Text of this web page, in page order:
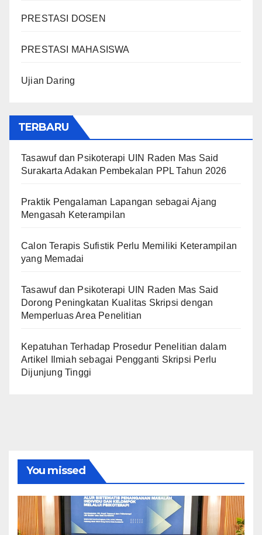
PRESTASI DOSEN
PRESTASI MAHASISWA
Ujian Daring
TERBARU
Tasawuf dan Psikoterapi UIN Raden Mas Said
Surakarta Adakan Pembekalan PPL Tahun 2026
Praktik Pengalaman Lapangan sebagai Ajang
Mengasah Keterampilan
Calon Terapis Sufistik Perlu Memiliki Keterampilan
yang Memadai
Tasawuf dan Psikoterapi UIN Raden Mas Said
Dorong Peningkatan Kualitas Skripsi dengan
Memperluas Area Penelitian
Kepatuhan Terhadap Prosedur Penelitian dalam
Artikel Ilmiah sebagai Pengganti Skripsi Perlu
Dijunjung Tinggi
You missed